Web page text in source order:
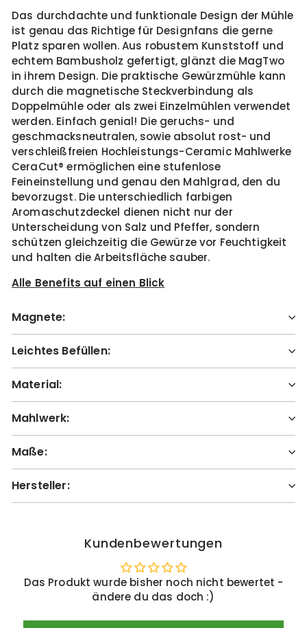
Das durchdachte und funktionale Design der Mühle
ist genau das Richtige für Designfans die gerne
Platz sparen wollen. Aus robustem Kunststoff und
echtem Bambusholz gefertigt, glänzt die MagTwo
in ihrem Design. Die praktische Gewürzmühle kann
durch die magnetische Steckverbindung als
Doppelmühle oder als zwei Einzelmühlen verwendet
werden. Einfach genial! Die geruchs- und
geschmacksneutralen, sowie absolut rost- und
verschleißfreien Hochleistungs-Ceramic Mahlwerke
CeraCut® ermöglichen eine stufenlose
Feineinstellung und genau den Mahlgrad, den du
bevorzugst. Die unterschiedlich farbigen
Aromaschutzdeckel dienen nicht nur der
Unterscheidung von Salz und Pfeffer, sondern
schützen gleichzeitig die Gewürze vor Feuchtigkeit
und halten die Arbeitsfläche sauber.
Alle Benefits auf einen Blick
Magnete:
Leichtes Befüllen:
Material:
Mahlwerk:
Maße:
Hersteller:
Kundenbewertungen
Das Produkt wurde bisher noch nicht bewertet -
ändere du das doch :)